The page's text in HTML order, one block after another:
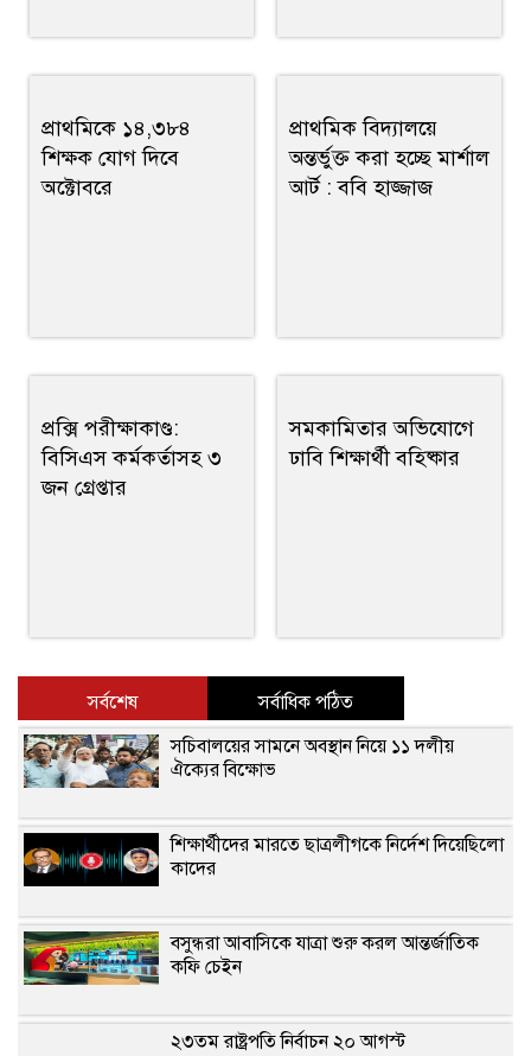
প্রাথমিকে ১৪,৩৮৪
শিক্ষক যোগ দিবে
অক্টোবরে
প্রাথমিক বিদ্যালয়ে
অন্তর্ভুক্ত করা হচ্ছে মার্শাল
আর্ট : ববি হাজ্জাজ
প্রক্সি পরীক্ষাকাণ্ড:
বিসিএস কর্মকর্তাসহ ৩
জন গ্রেপ্তার
সমকামিতার অভিযোগে
ঢাবি শিক্ষার্থী বহিষ্কার
সর্বশেষ
সর্বাধিক পঠিত
সচিবালয়ের সামনে অবস্থান নিয়ে ১১ দলীয়
ঐক্যের বিক্ষোভ
শিক্ষার্থীদের মারতে ছাত্রলীগকে নির্দেশ দিয়েছিলো
কাদের
বসুন্ধরা আবাসিকে যাত্রা শুরু করল আন্তর্জাতিক
কফি চেইন
২৩তম রাষ্ট্রপতি নির্বাচন ২০ আগস্ট